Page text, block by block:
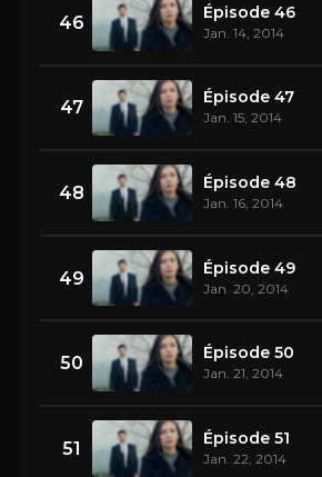
46 Épisode 46
Jan. 14, 2014
47 Épisode 47
Jan. 15, 2014
48 Épisode 48
Jan. 16, 2014
49 Épisode 49
Jan. 20, 2014
50 Épisode 50
Jan. 21, 2014
51 Épisode 51
Jan. 22, 2014